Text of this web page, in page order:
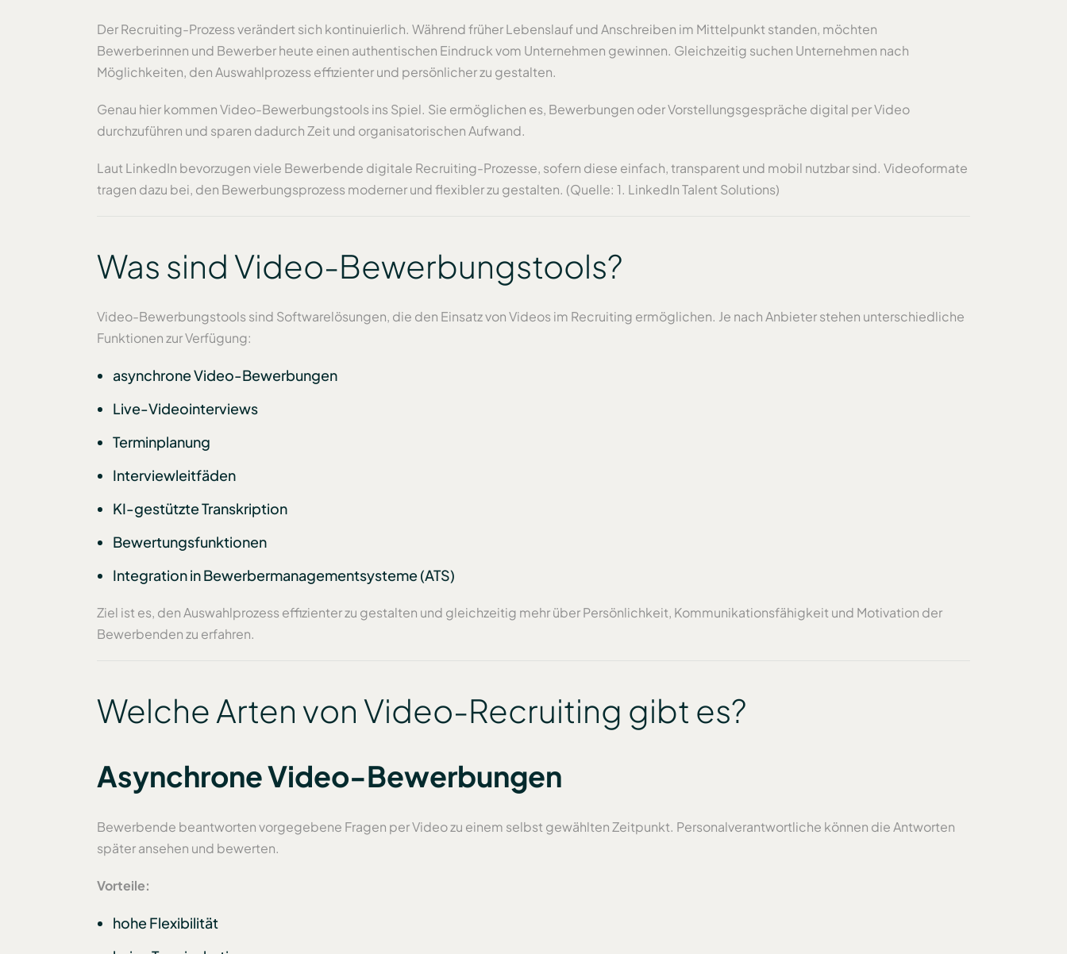
Der Recruiting-Prozess verändert sich kontinuierlich. Während früher Lebenslauf und Anschreiben im Mittelpunkt standen, möchten
Bewerberinnen und Bewerber heute einen authentischen Eindruck vom Unternehmen gewinnen. Gleichzeitig suchen Unternehmen nach
Möglichkeiten, den Auswahlprozess effizienter und persönlicher zu gestalten.
Genau hier kommen Video-Bewerbungstools ins Spiel. Sie ermöglichen es, Bewerbungen oder Vorstellungsgespräche digital per Video
durchzuführen und sparen dadurch Zeit und organisatorischen Aufwand.
Laut LinkedIn bevorzugen viele Bewerbende digitale Recruiting-Prozesse, sofern diese einfach, transparent und mobil nutzbar sind. Videoformate
tragen dazu bei, den Bewerbungsprozess moderner und flexibler zu gestalten. (Quelle: 1. LinkedIn Talent Solutions)
Was sind Video-Bewerbungstools?
Video-Bewerbungstools sind Softwarelösungen, die den Einsatz von Videos im Recruiting ermöglichen. Je nach Anbieter stehen unterschiedliche
Funktionen zur Verfügung:
asynchrone Video-Bewerbungen
Live-Videointerviews
Terminplanung
Interviewleitfäden
KI-gestützte Transkription
Bewertungsfunktionen
Integration in Bewerbermanagementsysteme (ATS)
Ziel ist es, den Auswahlprozess effizienter zu gestalten und gleichzeitig mehr über Persönlichkeit, Kommunikationsfähigkeit und Motivation der
Bewerbenden zu erfahren.
Welche Arten von Video-Recruiting gibt es?
Asynchrone Video-Bewerbungen
Bewerbende beantworten vorgegebene Fragen per Video zu einem selbst gewählten Zeitpunkt. Personalverantwortliche können die Antworten
später ansehen und bewerten.
Vorteile:
hohe Flexibilität